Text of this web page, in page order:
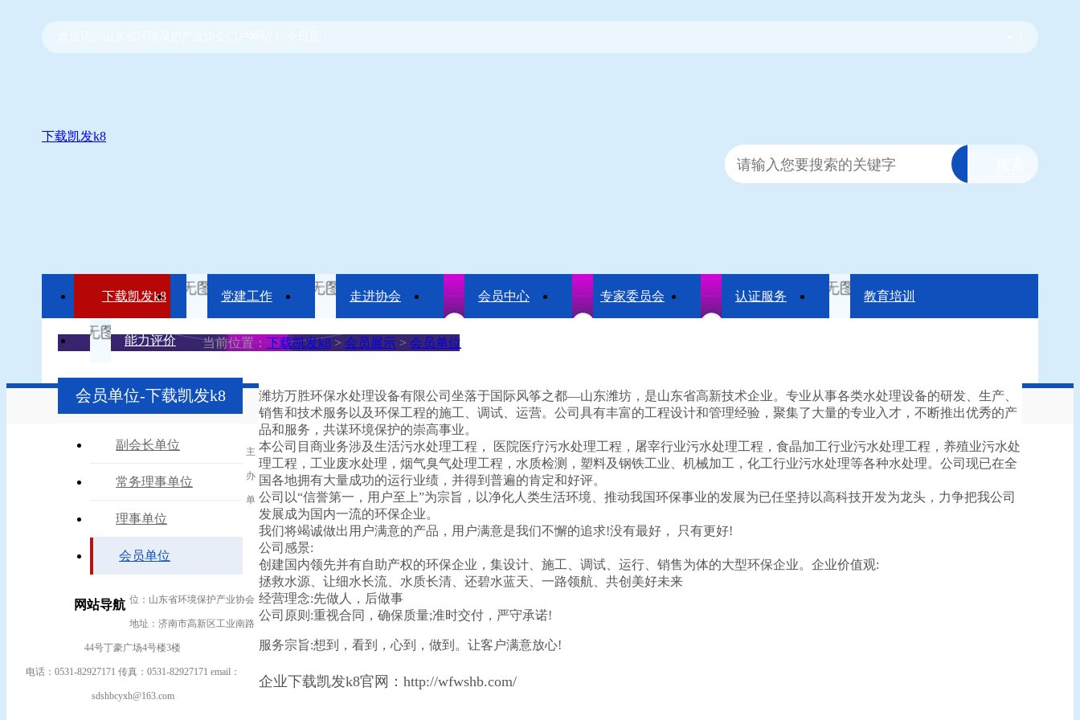
下载凯发k8
下载凯发k8 党建工作 走进协会 会员中心 专家委员会 认证服务 教育培训
能力评价 当前位置： 下载凯发k8 > 会员展示 > 会员单位
会员单位-下载凯发k8
副会长单位
常务理事单位
理事单位
会员单位
潍坊万胜环保水处理设备有限公司坐落于国际风筝之都—山东潍坊，是山东省高新技术企业。专业从事各类水处理设备的研发、生产、
销售和技术服务以及环保工程的施工、调试、运营。公司具有丰富的工程设计和管理经验，聚集了大量的专业入才，不断推出优秀的产
品和服务，共谋环境保护的崇高事业。
本公司目商业务涉及生活污水处理工程， 医院医疗污水处理工程，屠宰行业污水处理工程，食晶加工行业污水处理工程，养殖业污水处
理工程，工业废水处理，烟气臭气处理工程，水质检测，塑料及钢铁工业、机械加工，化工行业污水处理等各种水处理。公司现已在全
国各地拥有大量成功的运行业绩，并得到普遍的肯定和好评。
公司以“信誉第一，用户至上”为宗旨，以净化人类生活环境、推动我国环保事业的发展为已任坚持以高科技开发为龙头，力争把我公司
发展成为国内一流的环保企业。
我们将竭诚做出用户满意的产品，用户满意是我们不懈的追求!没有最好， 只有更好!
公司感景:
创建国内领先并有自助产权的环保企业，集设计、施工、调试、运行、销售为体的大型环保企业。企业价值观:
拯救水源、让细水长流、水质长清、还碧水蓝天、一路领航、共创美好未来
经营理念:先做人，后做事
公司原则:重视合同，确保质量;准时交付，严守承诺!
服务宗旨:想到，看到，心到，做到。让客户满意放心!
企业下载凯发k8官网： http://wfwshb.com/
网站导航
主
办
单
位：山东省环境保护产业协会
地址：济南市高新区工业南路
44号丁豪广场4号楼3楼
电话：0531-82927171 传真：0531-82927171 email：
sdshbcyxh@163.com